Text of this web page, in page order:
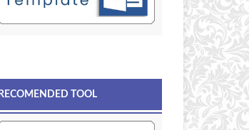
RECOMENDED TOOL